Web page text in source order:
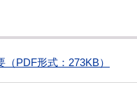
PDF形式：273KB）